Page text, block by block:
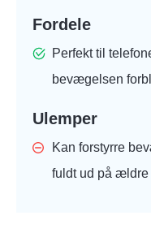
Fordele
Perfekt til
bevægelsen
Ulemper
Kan forstyrre
fuldt ud på ældre